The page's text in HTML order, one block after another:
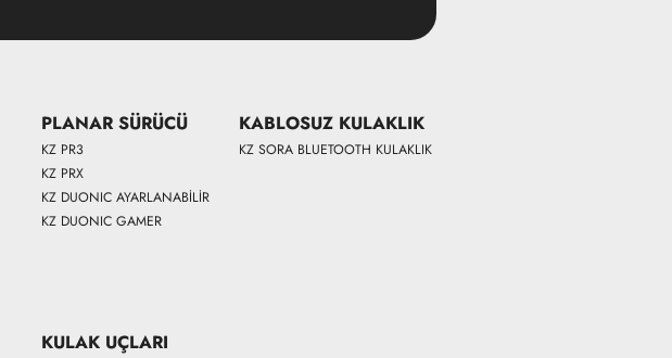
PLANAR SÜRÜCÜ
KZ PR3
KZ PRX
KZ DUONIC AYARLANABİLİR
KZ DUONIC GAMER
KABLOSUZ KULAKLIK
KZ SORA BLUETOOTH KULAKLIK
KULAK UÇLARI